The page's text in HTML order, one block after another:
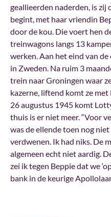
geallieerden naderden, is
begint, met haar vriendin
door de kou. Die voert hen
treinwagons langs 13
werken. Aan het eind van
in Zweden. Na ruim 3
trein naar Groningen waar
kazerne, liftend komt ze
26 augustus 1945 komt
thuis is er niet meer. “Voor
was de ellende toen nog
verdwenen. Ik had niks. De
algemeen echt niet aardig.
zei ik tegen Beppie dat we
bank in de keurige